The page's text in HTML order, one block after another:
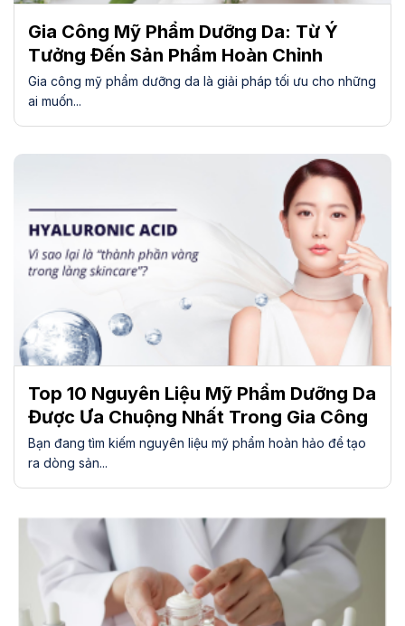
Gia Công Mỹ Phẩm Dưỡng Da: Từ Ý
Tưởng Đến Sản Phẩm Hoàn Chỉnh
Gia công mỹ phẩm dưỡng da là giải pháp tối ưu cho những
ai muốn...
Top 10 Nguyên Liệu Mỹ Phẩm Dưỡng Da
Được Ưa Chuộng Nhất Trong Gia Công
Bạn đang tìm kiếm nguyên liệu mỹ phẩm hoàn hảo để tạo
ra dòng sản...